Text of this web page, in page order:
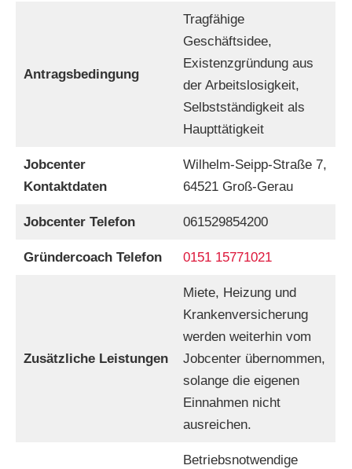
Antragsbedingung
Tragfähige
Geschäftsidee,
Existenzgründung aus
der Arbeitslosigkeit,
Selbstständigkeit als
Haupttätigkeit
Jobcenter
Kontaktdaten
Wilhelm-Seipp-Straße 7,
64521 Groß-Gerau
Jobcenter Telefon 061529854200
Gründercoach Telefon 0151 15771021
Zusätzliche Leistungen
Miete, Heizung und
Krankenversicherung
werden weiterhin vom
Jobcenter übernommen,
solange die eigenen
Einnahmen nicht
ausreichen.
Betriebsnotwendige